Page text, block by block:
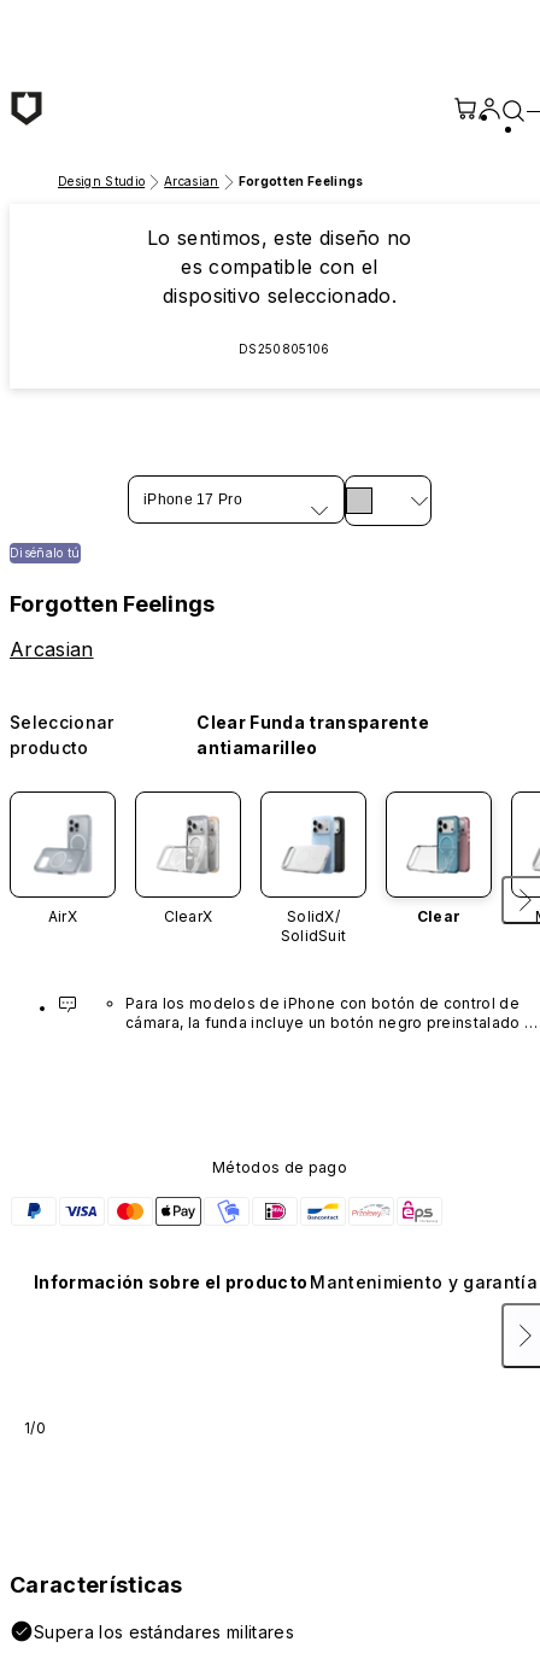
Design Studio Arcasian Forgotten Feelings
Lo sentimos, este diseño no
es compatible con el
dispositivo seleccionado.
DS250805106
iPhone 17 Pro
Diséñalo tú
Forgotten Feelings
Arcasian
Seleccionar
producto
Clear Funda transparente
antiamarilleo
AirX ClearX
SolidX/
SolidSuit
Clear
Para los modelos de iPhone con botón de control de
cámara, la funda incluye un botón negro preinstalado
Métodos de pago
Información sobre el producto Mantenimiento y garantía
1/0
Características
Supera los estándares militares